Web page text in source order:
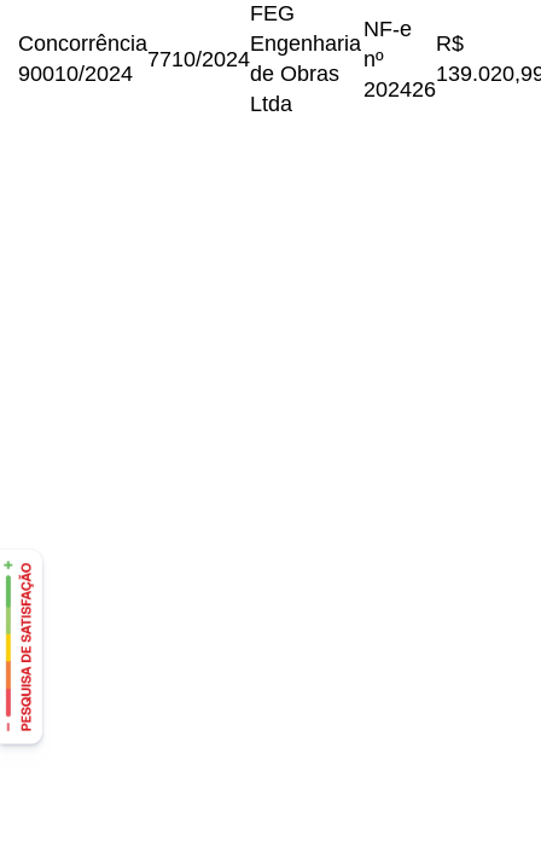
Concorrência
90010/2024
7710/2024
FEG
Engenharia
de Obras
Ltda
NF-e
nº
202426
R$